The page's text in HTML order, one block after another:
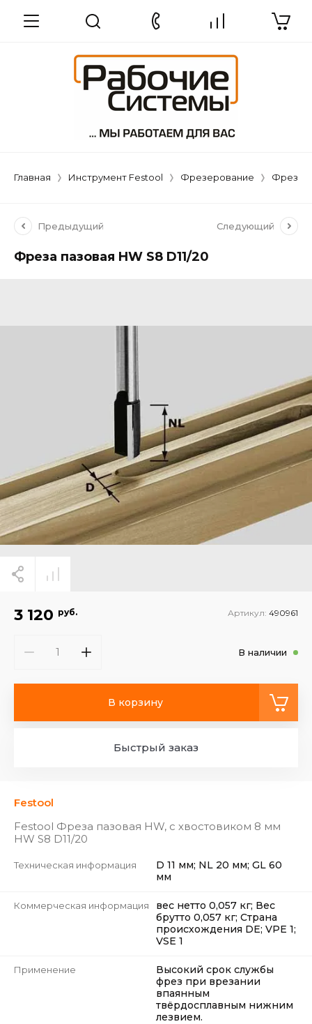
Главная Инструмент Festool Фрезерование Фрезы
Предыдущий Следующий
Фреза пазовая HW S8 D11/20
Festool
Festool Фреза пазовая HW, с хвостовиком 8 мм
HW S8 D11/20
Техническая информация
D 11 мм; NL 20 мм; GL 60
мм
Коммерческая информация
вес нетто 0,057 кг; Вес
брутто 0,057 кг; Страна
происхождения DE; VPE 1;
VSE 1
Применение
Высокий срок службы
фрез при врезании
впаянным
твёрдосплавным нижним
лезвием.
3 120 руб. Артикул: 490961
В наличии
В корзину
Быстрый заказ